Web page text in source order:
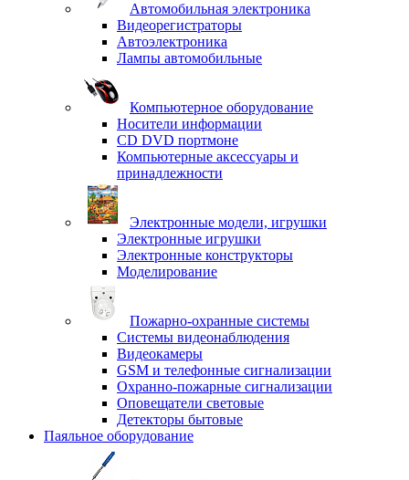
Автомобильная электроника
Видеорегистраторы
Автоэлектроника
Лампы автомобильные
Компьютерное оборудование
Носители информации
CD DVD портмоне
Компьютерные аксессуары и
принадлежности
Электронные модели, игрушки
Электронные игрушки
Электронные конструкторы
Моделирование
Пожарно-охранные системы
Системы видеонаблюдения
Видеокамеры
GSM и телефонные сигнализации
Охранно-пожарные сигнализации
Оповещатели световые
Детекторы бытовые
Паяльное оборудование